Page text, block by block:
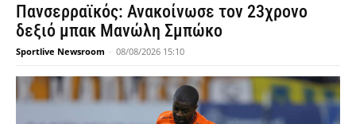
Πανσερραϊκός: Ανακοίνωσε τον 23χρονο
δεξιό μπακ Μανώλη Σμπώκο
Sportlive Newsroom - 08/08/2026 15:10